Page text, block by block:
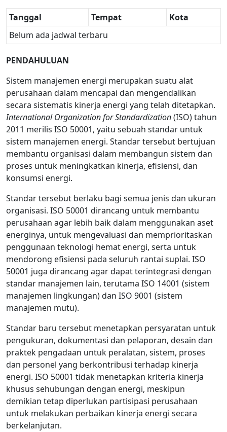
Tanggal Tempat
Kota
Belum ada jadwal terbaru
PENDAHULUAN
Sistem manajemen energi merupakan suatu alat
perusahaan dalam mencapai dan mengendalikan
secara sistematis kinerja energi yang telah ditetapkan.
International Organization for Standardization(ISO) tahun
2011 merilis ISO 50001, yaitu sebuah standar untuk
sistem manajemen energi. Standar tersebut bertujuan
membantu organisasi dalam membangun sistem dan
proses untuk meningkatkan kinerja, efisiensi, dan
konsumsi energi.
Standar tersebut berlaku bagi semua jenis dan ukuran
organisasi. ISO 50001 dirancang untuk membantu
perusahaan agar lebih baik dalam menggunakan aset
energinya, untuk mengevaluasi dan memprioritaskan
penggunaan teknologi hemat energi, serta untuk
mendorong efisiensi pada seluruh rantai suplai. ISO
50001 juga dirancang agar dapat terintegrasi dengan
standar manajemen lain, terutama ISO 14001 (sistem
manajemen lingkungan) dan ISO 9001 (sistem
manajemen mutu).
Standar baru tersebut menetapkan persyaratan untuk
pengukuran, dokumentasi dan pelaporan, desain dan
praktek pengadaan untuk peralatan, sistem, proses
dan personel yang berkontribusi terhadap kinerja
energi. ISO 50001 tidak menetapkan kriteria kinerja
khusus sehubungan dengan energi, meskipun
demikian tetap diperlukan partisipasi perusahaan
untuk melakukan perbaikan kinerja energi secara
berkelanjutan.